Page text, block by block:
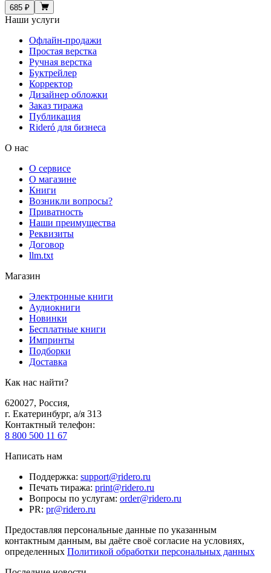
685 ₽
Наши услуги
Офлайн-продажи
Простая верстка
Ручная верстка
Буктрейлер
Корректор
Дизайнер обложки
Заказ тиража
Публикация
Rideró для бизнеса
О нас
О сервисе
О магазине
Книги
Возникли вопросы?
Приватность
Наши преимущества
Реквизиты
Договор
llm.txt
Магазин
Электронные книги
Аудиокниги
Новинки
Бесплатные книги
Импринты
Подборки
Доставка
Как нас найти?
620027, Россия,
г. Екатеринбург, а/я 313
Контактный телефон:
8 800 500 11 67
Написать нам
Поддержка: support@ridero.ru
Печать тиража: print@ridero.ru
Вопросы по услугам: order@ridero.ru
PR: pr@ridero.ru
Предоставляя персональные данные по указанным
контактным данным, вы даёте своё согласие на условиях,
определенных Политикой обработки персональных данных